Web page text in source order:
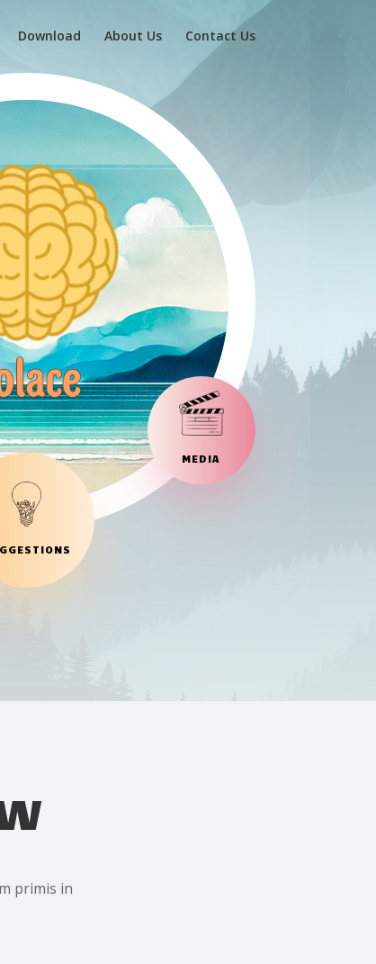
Download About Us Contact Us
MEDIA
primis in